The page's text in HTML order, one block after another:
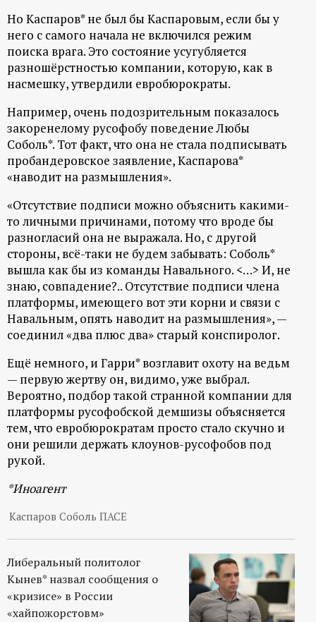
о
р
т
а
л
Но Каспаров* не был бы Каспаровым, если бы у
него с самого начала не включился режим
поиска врага. Это состояние усугубляется
разношёрстностью компании, которую, как в
насмешку, утвердили евробюрократы.
Например, очень подозрительным показалось
закоренелому русофобу поведение Любы
Соболь*. Тот факт, что она не стала подписывать
пробандеровское заявление, Каспарова*
«наводит на размышления».
«Отсутствие подписи можно объяснить какими-
то личными причинами, потому что вроде бы
разногласий она не выражала. Но, с другой
стороны, всё-таки не будем забывать: Соболь*
вышла как бы из команды Навального. <…> И, не
знаю, совпадение?.. Отсутствие подписи члена
платформы, имеющего вот эти корни и связи с
Навальным, опять наводит на размышления», —
соединил «два плюс два» старый конспиролог.
Ещё немного, и Гарри* возглавит охоту на ведьм
— первую жертву он, видимо, уже выбрал.
Вероятно, подбор такой странной компании для
платформы русофобской демшизы объясняется
тем, что евробюрократам просто стало скучно и
они решили держать клоунов-русофобов под
рукой.
*Иноагент
Каспаров Соболь ПАСЕ
Либеральный политолог
Кынев* назвал сообщения о
«кризисе» в России
«хайпожорстовм»